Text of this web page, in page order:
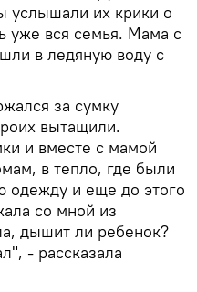
услышали их крики о
уже вся семья. Мама с
в ледяную воду с
за сумку
вытащили.
и вместе с мамой
в тепло, где были
одежду и еще до этого
со мной из
дышит ли ребенок?
- рассказала